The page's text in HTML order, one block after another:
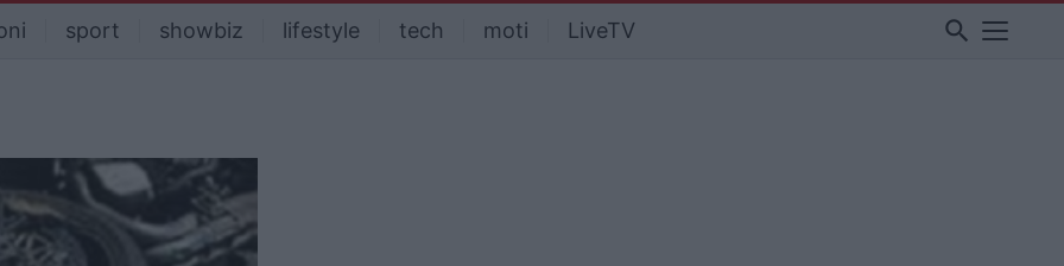
sport showbiz lifestyle tech moti LiveTV search